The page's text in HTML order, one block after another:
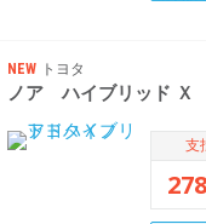
NEW トヨタ
ノア ハイブリッド Ｘ
支